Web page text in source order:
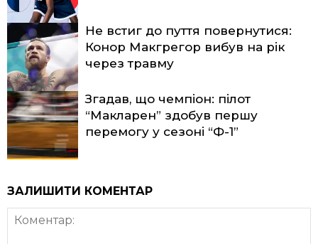
Не встиг до пуття повернутися:
Конор Макгрегор вибув на рік
через травму
Згадав, що чемпіон: пілот
“Макларен” здобув першу
перемогу у сезоні “Ф-1”
ЗАЛИШИТИ КОМЕНТАР